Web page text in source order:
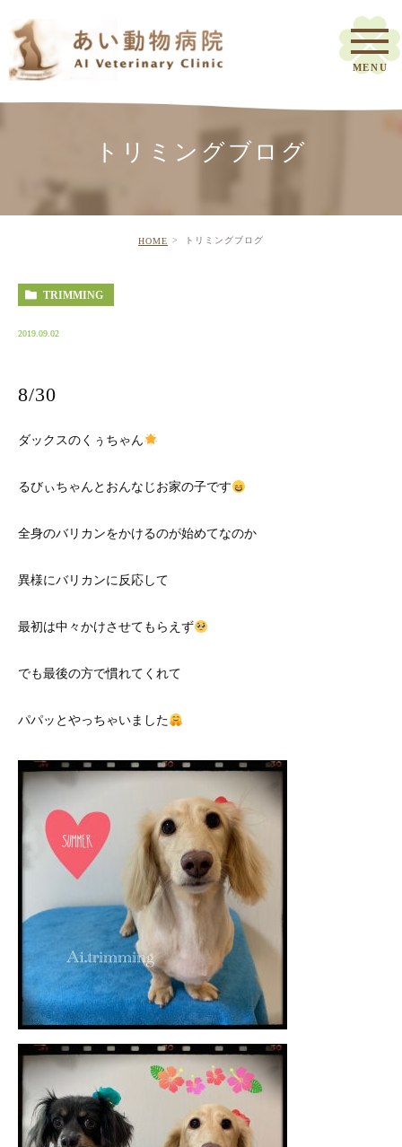
トリミングブログ
HOME トリミングブログ
TRIMMING
2019.09.02
8/30
ダックスのくぅちゃん
るびぃちゃんとおんなじお家の子です
全身のバリカンをかけるのが始めてなのか
異様にバリカンに反応して
最初は中々かけさせてもらえず
でも最後の方で慣れてくれて
パパッとやっちゃいました